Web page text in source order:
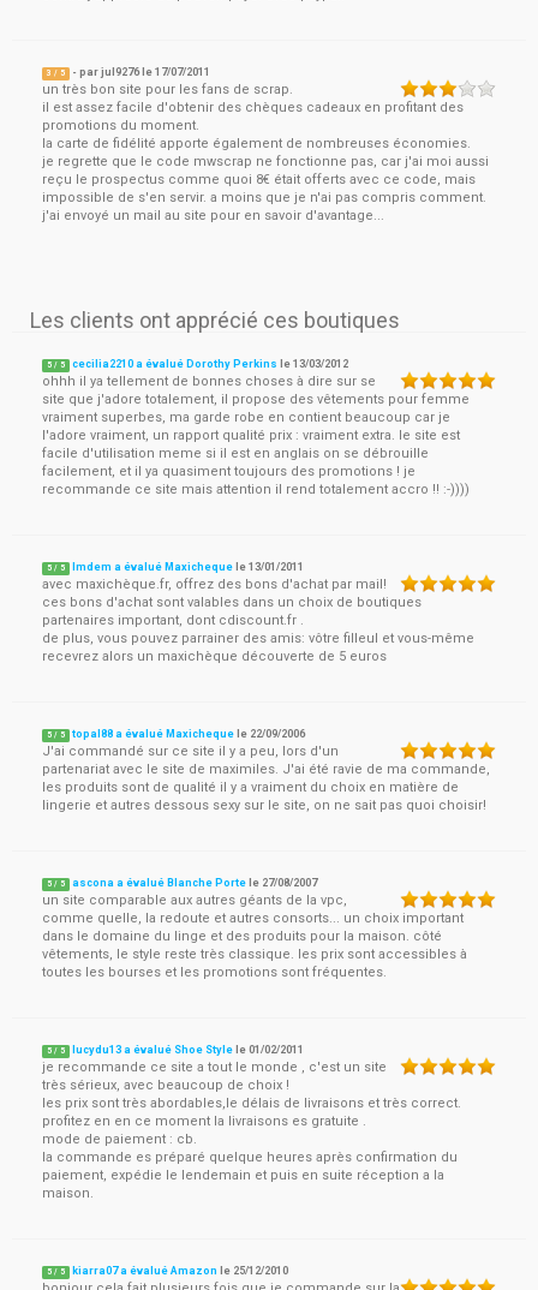
3 / 5 - parjul9276le17/07/2011
un très bon site pour les fans de scrap.
il est assez facile d'obtenir des chèques cadeaux en profitant des
promotions du moment.
la carte de fidélité apporte également de nombreuses économies.
je regrette que le code mwscrap ne fonctionne pas, car j'ai moi aussi
reçu le prospectus comme quoi 8€ était offerts avec ce code, mais
impossible de s'en servir. a moins que je n'ai pas compris comment.
j'ai envoyé un mail au site pour en savoir d'avantage...
Les clients ont apprécié ces boutiques
5 / 5 cecilia2210 a évalué Dorothy Perkins le13/03/2012
ohhh il ya tellement de bonnes choses à dire sur se
site que j'adore totalement, il propose des vêtements pour femme
vraiment superbes, ma garde robe en contient beaucoup car je
l'adore vraiment, un rapport qualité prix : vraiment extra. le site est
facile d'utilisation meme si il est en anglais on se débrouille
facilement, et il ya quasiment toujours des promotions ! je
recommande ce site mais attention il rend totalement accro !! :-))))
5 / 5 lmdem a évalué Maxicheque le13/01/2011
avec maxichèque.fr, offrez des bons d'achat par mail!
ces bons d'achat sont valables dans un choix de boutiques
partenaires important, dont cdiscount.fr .
de plus, vous pouvez parrainer des amis: vôtre filleul et vous-même
recevrez alors un maxichèque découverte de 5 euros
5 / 5 topal88 a évalué Maxicheque le 22/09/2006
J'ai commandé sur ce site il y a peu, lors d'un
partenariat avec le site de maximiles. J'ai été ravie de ma commande,
les produits sont de qualité il y a vraiment du choix en matière de
lingerie et autres dessous sexy sur le site, on ne sait pas quoi choisir!
5 / 5 ascona a évalué Blanche Porte le 27/08/2007
un site comparable aux autres géants de la vpc,
comme quelle, la redoute et autres consorts... un choix important
dans le domaine du linge et des produits pour la maison. côté
vêtements, le style reste très classique. les prix sont accessibles à
toutes les bourses et les promotions sont fréquentes.
5 / 5 lucydu13 a évalué Shoe Style le01/02/2011
je recommande ce site a tout le monde , c'est un site
très sérieux, avec beaucoup de choix !
les prix sont très abordables,le délais de livraisons et très correct.
profitez en en ce moment la livraisons es gratuite .
mode de paiement : cb.
la commande es préparé quelque heures après confirmation du
paiement, expédie le lendemain et puis en suite réception a la
maison.
5 / 5 kiarra07 a évalué Amazon le 25/12/2010